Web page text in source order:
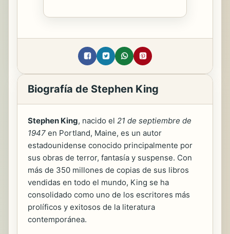
Biografía de Stephen King
Stephen King, nacido el 21 de septiembre de
1947 en Portland, Maine, es un autor
estadounidense conocido principalmente por
sus obras de terror, fantasía y suspense. Con
más de 350 millones de copias de sus libros
vendidas en todo el mundo, King se ha
consolidado como uno de los escritores más
prolíficos y exitosos de la literatura
contemporánea.